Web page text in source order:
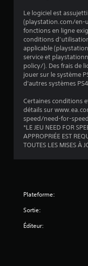
Le logiciel est
(playstation.com/en-
fonctions en ligne
conditions
applicable
service et
policy/). Des frais de
jouer sur le système
d'autres systèmes
Certaines conditions
détails sur
speed/need-for-
*LE JEU NEED FOR
APPROPRIÉE EST
TOUTES LES MISES À
Plateforme:
Sortie:
Éditeur: